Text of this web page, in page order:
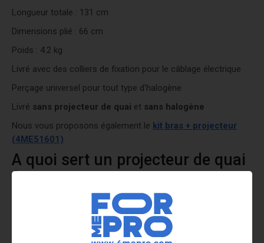
Longueur totale : 131 cm
Dimensions plié : 66 cm
Poids : 4.2 kg
Livré avec des colliers de fixation pour le câblage électrique
Perçage universel pour tout type d'halogène
Livré sans projecteur de quai et sans halogène
Nous vous proposons également le kit bras + projecteur
(4ME51601)
A quoi sert un projecteur de quai
?
Le projecteur de quai permetd’éclairer les quais de
chargement de manière optimale: plus aucun recoin n’est
laissé dans la pénombre. Ainsi, les employés travaillent au
chargement ou au déchargement des camions